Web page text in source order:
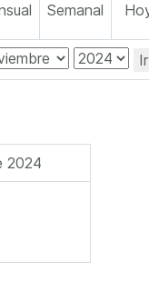
Semanal
2024